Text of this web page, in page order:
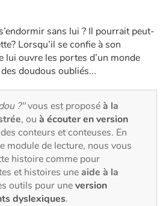
sans lui ? Il pourrait peut-
Lorsqu’il se confie à son
lui ouvre les portes d’un monde
doudous oubliés...
?"vous est proposéà la
, ou à écouter en version
conteurs et conteuses. En
module de lecture, nous vous
histoire comme pour
et histoires uneaide à la
outils pour uneversion
dyslexiques.